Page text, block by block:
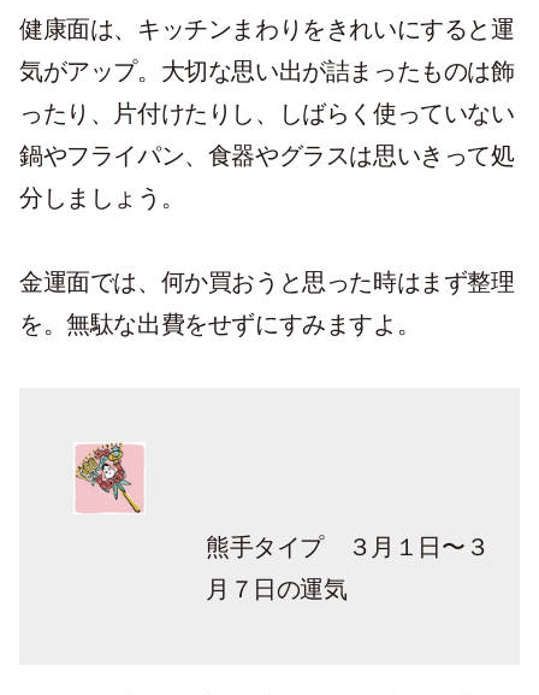
健康面は、キッチンまわりをきれいにすると運
気がアップ。大切な思い出が詰まったものは飾
ったり、片付けたりし、しばらく使っていない
鍋やフライパン、食器やグラスは思いきって処
分しましょう。
金運面では、何か買おうと思った時はまず整理
を。無駄な出費をせずにすみますよ。
熊手タイプ ３月１日〜３
月７日の運気